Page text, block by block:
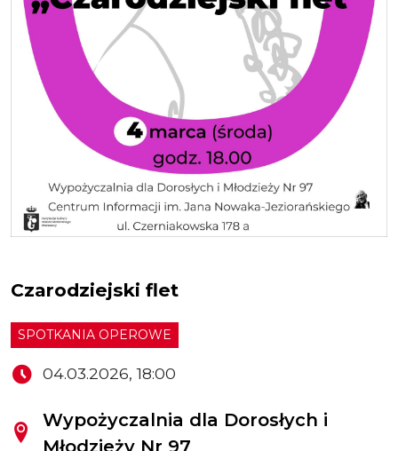
Czarodziejski flet
SPOTKANIA OPEROWE
04.03.2026, 18:00
Wypożyczalnia dla Dorosłych i
Młodzieży Nr 97